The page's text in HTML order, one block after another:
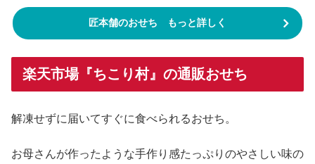
匠本舗のおせち もっと詳しく
楽天市場『ちこり村』の通販おせち
解凍せずに届いてすぐに食べられるおせち。
お母さんが作ったような手作り感たっぷりのやさしい味の